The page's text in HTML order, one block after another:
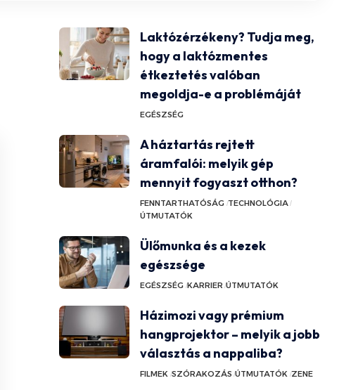
Laktózérzékeny? Tudja meg,
hogy a laktózmentes
étkeztetés valóban
megoldja-e a problémáját
EGÉSZSÉG
A háztartás rejtett
áramfalói: melyik gép
mennyit fogyaszt otthon?
FENNTARTHATÓSÁG TECHNOLÓGIA
ÚTMUTATÓK
Ülőmunka és a kezek
egészsége
EGÉSZSÉG KARRIER ÚTMUTATÓK
Házimozi vagy prémium
hangprojektor – melyik a jobb
választás a nappaliba?
FILMEK SZÓRAKOZÁS ÚTMUTATÓK ZENE